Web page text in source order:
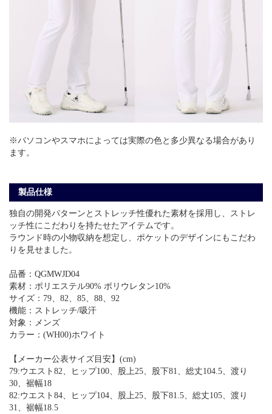
※パソコンやスマホによっては実際の色と多少異なる場合があり
ます。
製品仕様
独自の開発パターンとストレッチ性優れた素材を採用し、ストレ
ッチ性にこだわりを持たせたアイテムです。
ラウンド時の小物収納を想定し、ポケットのデザインにもこだわ
りを見せました。
品番：QGMWJD04
素材：ポリエステル90% ポリウレタン10%
サイズ：79、82、85、88、92
機能：ストレッチ/吸汗
対象：メンズ
カラー：(WH00)ホワイト
【メーカー公表サイズ目安】(cm)
79:ウエスト82、ヒップ100、股上25、股下81、総丈104.5、渡り
30、裾幅18
82:ウエスト84、ヒップ104、股上25、股下81.5、総丈105、渡り
31、裾幅18.5